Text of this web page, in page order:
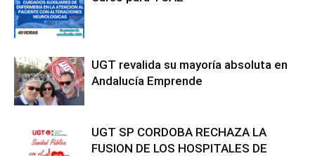
UGT revalida su mayoría absoluta en
Andalucía Emprende
UGT SP CORDOBA RECHAZA LA
FUSION DE LOS HOSPITALES DE